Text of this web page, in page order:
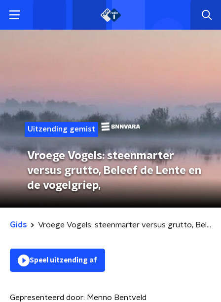
Uitzending gemist
Vroege Vogels: steenmarter
versus grutto, Beleef de Lente en
de vogelgriep,
Gids Vroege Vogels: steenmarter versus grutto, Beleef de Lente en de vogelgriep,
Speel uitzending af
Gepresenteerd door: Menno Bentveld